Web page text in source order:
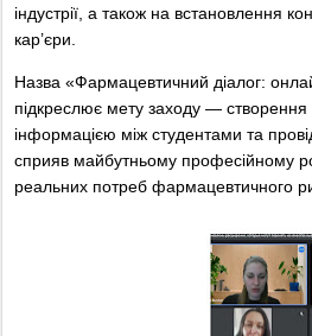
індустрії, а також на встановлення
кар’єри.
Назва «Фармацевтичний діалог:
підкреслює мету заходу —
інформацією між студентами та
сприяв майбутньому професійному
реальних потреб фармацевтичного